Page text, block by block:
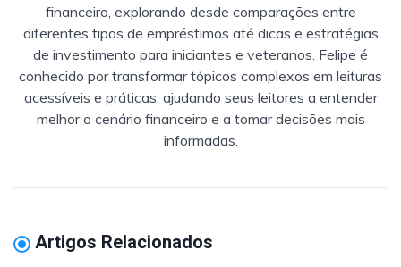
financeiro, explorando desde comparações entre
diferentes tipos de empréstimos até dicas e estratégias
de investimento para iniciantes e veteranos. Felipe é
conhecido por transformar tópicos complexos em leituras
acessíveis e práticas, ajudando seus leitores a entender
melhor o cenário financeiro e a tomar decisões mais
informadas.
Artigos Relacionados